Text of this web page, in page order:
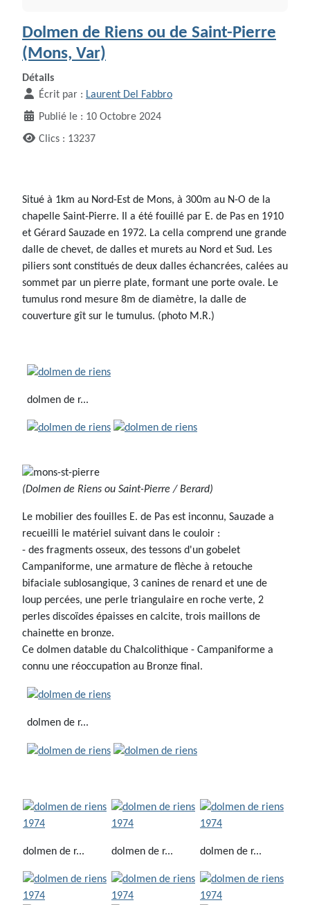
Dolmen de Riens ou de Saint-Pierre
(Mons, Var)
Détails
Écrit par : Laurent Del Fabbro
Publié le : 10 Octobre 2024
Clics : 13237
Situé à 1km au Nord-Est de Mons, à 300m au N-O de la
chapelle Saint-Pierre. Il a été fouillé par E. de Pas en 1910
et Gérard Sauzade en 1972. La cella comprend une grande
dalle de chevet, de dalles et murets au Nord et Sud. Les
piliers sont constitués de deux dalles échancrées, calées au
sommet par un pierre plate, formant une porte ovale. Le
tumulus rond mesure 8m de diamètre, la dalle de
couverture gît sur le tumulus. (photo M.R.)
dolmen de r...
(Dolmen de Riens ou Saint-Pierre / Berard)
Le mobilier des fouilles E. de Pas est inconnu, Sauzade a
recueilli le matériel suivant dans le couloir :
- des fragments osseux, des tessons d'un gobelet
Campaniforme, une armature de flèche à retouche
bifaciale sublosangique, 3 canines de renard et une de
loup percées, une perle triangulaire en roche verte, 2
perles discoïdes épaisses en calcite, trois maillons de
chainette en bronze.
Ce dolmen datable du Chalcolithique - Campaniforme a
connu une réoccupation au Bronze final.
dolmen de r...
dolmen de r... dolmen de r... dolmen de r...